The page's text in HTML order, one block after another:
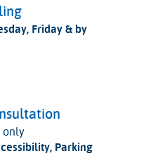
Friday & by
only
Parking